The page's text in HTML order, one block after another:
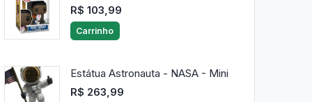
R$ 103,99
Carrinho
Estátua Astronauta - NASA - Mini
R$ 263,99